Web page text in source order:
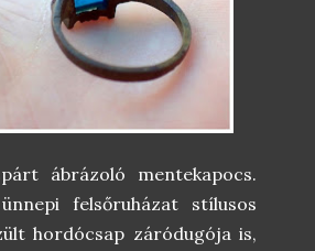
ábrázoló mentekapocs.
felsőruházat stílusos
hordócsap záródugója is,